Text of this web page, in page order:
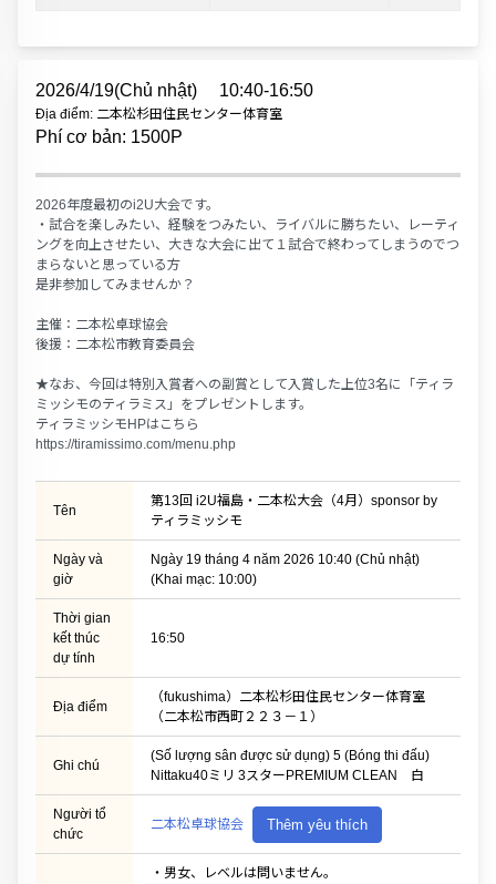
2026/4/19(Chủ nhật) 10:40-16:50
Địa điểm: 二本松杉田住民センター体育室
Phí cơ bản: 1500P
2026年度最初のi2U大会です。
・試合を楽しみたい、経験をつみたい、ライバルに勝ちたい、レーティ
ングを向上させたい、大きな大会に出て１試合で終わってしまうのでつ
まらないと思っている方
是非参加してみませんか？
主催：二本松卓球協会
後援：二本松市教育委員会
★なお、今回は特別入賞者への副賞として入賞した上位3名に「ティラ
ミッシモのティラミス」をプレゼントします。
ティラミッシモHPはこちら
https://tiramissimo.com/menu.php
Tên
第13回 i2U福島・二本松大会（4月）sponsor by
ティラミッシモ
Ngày và
giờ
Ngày 19 tháng 4 năm 2026 10:40 (Chủ nhật)
(Khai mạc: 10:00)
Thời gian
kết thúc
dự tính
16:50
Địa điểm
（fukushima）二本松杉田住民センター体育室
（二本松市西町２２３－１）
Ghi chú
(Số lượng sân được sử dụng) 5 (Bóng thi đấu)
Nittaku40ミリ 3スターPREMIUM CLEAN 白
Người tổ
chức
二本松卓球協会 Thêm yêu thích
・男女、レベルは問いません。